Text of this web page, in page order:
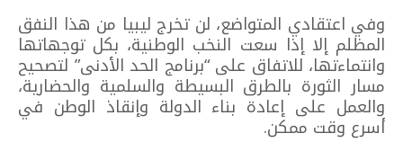
وفي اعتقادي المتواضع، لن تخرج ليبيا من هذا النفق
المظلم إلا إذا سعت النخب الوطنية، بكل توجهاتها
وانتماءتها، للاتفاق على “برنامج الحد الأدنى” لتصحيح
مسار الثورة بالطرق البسيطة والسلمية والحضارية،
والعمل على إعادة بناء الدولة وإنقاذ الوطن في
أسرع وقت ممكن.